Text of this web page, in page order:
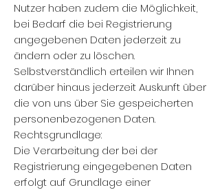
Nutzer haben zudem die Möglichkeit,
bei Bedarf die bei Registrierung
angegebenen Daten jederzeit zu
ändern oder zu löschen.
Selbstverständlich erteilen wir Ihnen
darüber hinaus jederzeit Auskunft über
die von uns über Sie gespeicherten
personenbezogenen Daten.
Rechtsgrundlage:
Die Verarbeitung der bei der
Registrierung eingegebenen Daten
erfolgt auf Grundlage einer